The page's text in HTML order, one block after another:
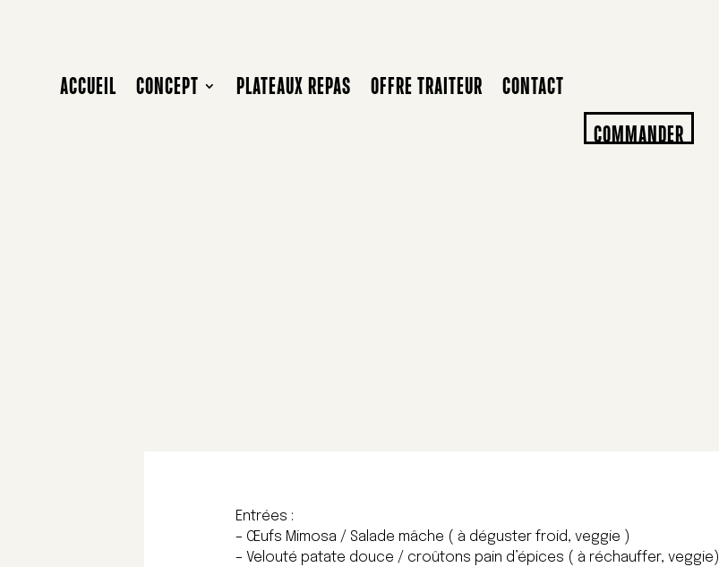
ACCUEIL CONCEPT PLATEAUX REPAS OFFRE TRAITEUR
CONTACT
COMMANDER
Entrées :
– Œufs Mimosa / Salade mâche ( à déguster froid, veggie )
– Velouté patate douce / croûtons pain d’épices ( à réchauffer, veggie)